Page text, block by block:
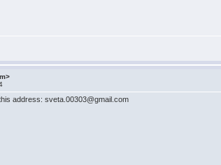
address: sveta.00303@gmail.com